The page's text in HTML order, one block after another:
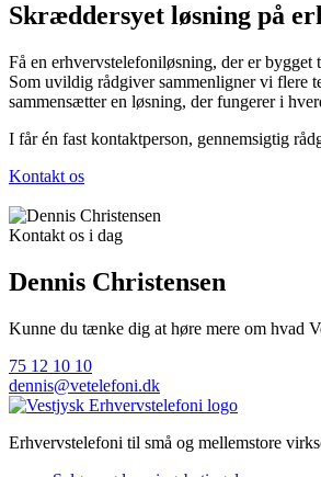
Skræddersyet løsning på
Få en erhvervstelefoniløsning, der er
Som uvildig rådgiver sammenligner vi flere
sammensætter en løsning, der fungerer i
I får én fast kontaktperson, gennemsigtig
Kontakt os
Kontakt os i dag
Dennis Christensen
Kunne du tænke dig at høre mere om hvad
75 12 10 10
dennis@vetelefoni.dk
Erhvervstelefoni til små og mellemstore